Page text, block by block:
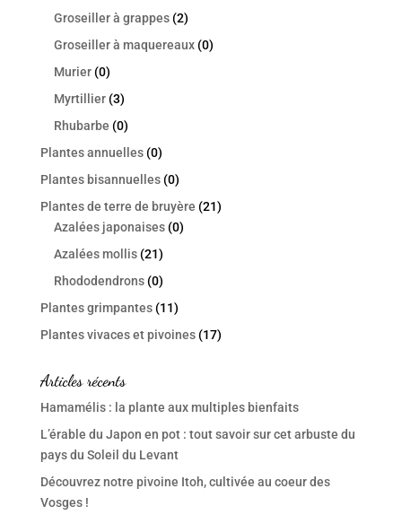
Groseiller à grappes (2)
Groseiller à maquereaux (0)
Murier (0)
Myrtillier (3)
Rhubarbe (0)
Plantes annuelles (0)
Plantes bisannuelles (0)
Plantes de terre de bruyère (21)
Azalées japonaises (0)
Azalées mollis (21)
Rhododendrons (0)
Plantes grimpantes (11)
Plantes vivaces et pivoines (17)
Articles récents
Hamamélis : la plante aux multiples bienfaits
L’érable du Japon en pot : tout savoir sur cet arbuste du
pays du Soleil du Levant
Découvrez notre pivoine Itoh, cultivée au coeur des
Vosges !